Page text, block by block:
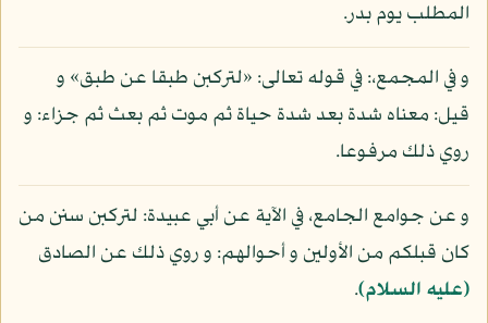
المطلب يوم بدر.
و في المجمع،: في قوله تعالى: «لتركبن طبقا عن طبق» و
قيل: معناه شدة بعد شدة حياة ثم موت ثم بعث ثم جزاء: و
روي ذلك مرفوعا.
و عن جوامع الجامع، في الآية عن أبي عبيدة: لتركبن سنن من
كان قبلكم من الأولين و أحوالهم: و روي ذلك عن الصادق
(عليه السلام).